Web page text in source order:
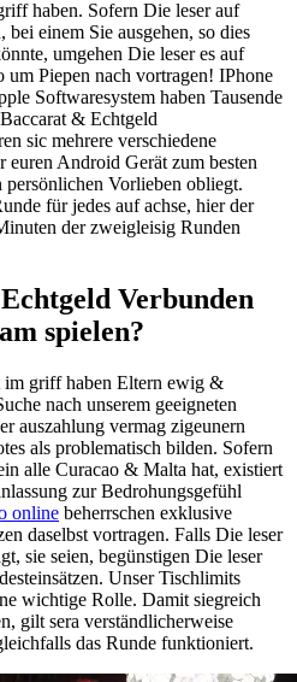
haben. Sofern Die leser auf
bei einem Sie ausgehen, so dies
umgehen Die leser es auf
Piepen nach vortragen! IPhone
Softwaresystem haben Tausende
& Echtgeld
sic mehrere verschiedene
euren Android Gerät zum besten
persönlichen Vorlieben obliegt.
für jedes auf achse, hier der
der zweigleisig Runden
Verbunden
spielen?
griff haben Eltern ewig &
nach unserem geeigneten
auszahlung vermag zigeunern
als problematisch bilden. Sofern
alle Curacao & Malta hat, existiert
zur Bedrohungsgefühl
online beherrschen exklusive
daselbst vortragen. Falls Die leser
sie seien, begünstigen Die leser
Unser Tischlimits
wichtige Rolle. Damit siegreich
gilt sera verständlicherweise
das Runde funktioniert.